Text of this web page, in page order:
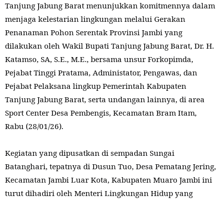
Tanjung Jabung Barat menunjukkan komitmennya dalam
menjaga kelestarian lingkungan melalui Gerakan
Penanaman Pohon Serentak Provinsi Jambi yang
dilakukan oleh Wakil Bupati Tanjung Jabung Barat, Dr. H.
Katamso, SA, S.E., M.E., bersama unsur Forkopimda,
Pejabat Tinggi Pratama, Administator, Pengawas, dan
Pejabat Pelaksana lingkup Pemerintah Kabupaten
Tanjung Jabung Barat, serta undangan lainnya, di area
Sport Center Desa Pembengis, Kecamatan Bram Itam,
Rabu (28/01/26).
Kegiatan yang dipusatkan di sempadan Sungai
Batanghari, tepatnya di Dusun Tuo, Desa Pematang Jering,
Kecamatan Jambi Luar Kota, Kabupaten Muaro Jambi ini
turut dihadiri oleh Menteri Lingkungan Hidup yang